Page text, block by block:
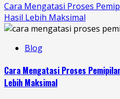
Cara Mengatasi Proses
Hasil Lebih Maksimal
Blog
Cara Mengatasi Proses
Lebih Maksimal